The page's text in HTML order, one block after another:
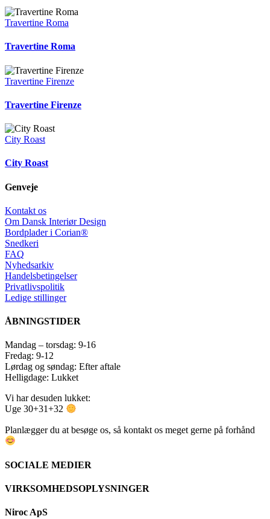
Travertine Roma
Travertine Roma
Travertine Firenze
Travertine Firenze
City Roast
City Roast
Genveje
Kontakt os
Om Dansk Interiør Design
Bordplader i Corian®
Snedkeri
FAQ
Nyhedsarkiv
Handelsbetingelser
Privatlivspolitik
Ledige stillinger
ÅBNINGSTIDER
Mandag – torsdag: 9-16
Fredag: 9-12
Lørdag og søndag: Efter aftale
Helligdage: Lukket
Vi har desuden lukket:
Uge 30+31+32
Planlægger du at besøge os, så kontakt os meget gerne på forhånd
SOCIALE MEDIER
VIRKSOMHEDSOPLYSNINGER
Niroc ApS